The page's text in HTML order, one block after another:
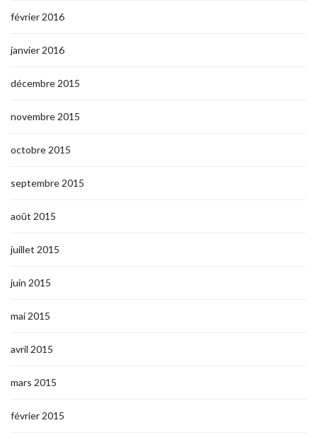
février 2016
janvier 2016
décembre 2015
novembre 2015
octobre 2015
septembre 2015
août 2015
juillet 2015
juin 2015
mai 2015
avril 2015
mars 2015
février 2015